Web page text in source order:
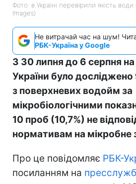
Фото: в Україні перевірили якість
Images)
Не витрачай час на шум!
РБК-Україна у Google
З 30 липня до 6 серпня
України було
з поверхневих водойм за
мікробіологічними
10 проб (10,7%) не
нормативам на мікробне
Про це повідомляє РБК-
посиланням на